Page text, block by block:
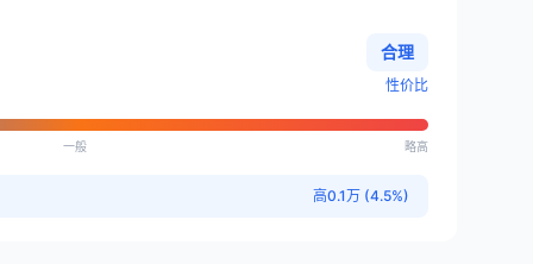
合理
性价比
一般 略高
高0.1万 (4.5%)